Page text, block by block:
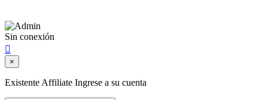
Sin conexión

×
Existente Affiliate Ingrese a su cuenta